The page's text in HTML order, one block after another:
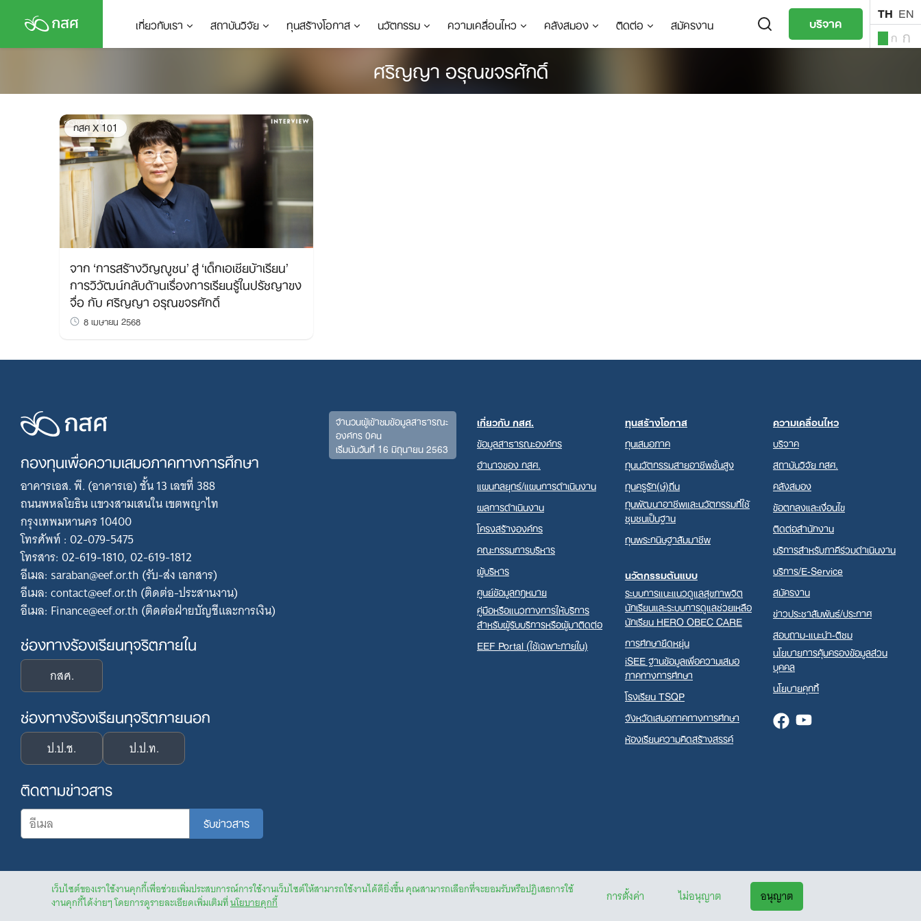
เว็บไซต์ของเราใช้งานคุกกี้เพื่อช่วยเพิ่มประสบการณ์การใช้งานเว็บไซต์ให้สามารถใช้งานได้ดียิ่งขึ้น คุณสามารถเลือกที่จะยอมรับหรือปฏิเสธการใช้
งานคุกกี้ได้ง่ายๆ โดยการดูรายละเอียดเพิ่มเติมที่นโยบายคุกกี้ การตั้งค่า ไม่อนุญาต อนุญาต
content
เกี่ยวกับเรา สถาบันวิจัย ทุนสร้างโอกาส นวัตกรรม ความเคลื่อนไหว คลังสมอง ติดต่อ สมัครงาน บริจาค TH EN
ก ก
ศริญญา อรุณขจรศักดิ์
กสศ X 101
จาก ‘การสร้างวิญญูชน’ สู่ ‘เด็กเอเชียบ้าเรียน’
การวิวัฒน์กลับด้านเรื่องการเรียนรู้ในปรัชญาขง
จื่อ กับ ศริญญา อรุณขจรศักดิ์
8 เมษายน 2568
กองทุนเพื่อความเสมอภาคทางการศึกษา
อาคารเอส. พี. (อาคารเอ) ชั้น 13 เลขที่ 388
ถนนพหลโยธิน แขวงสามเสนใน เขตพญาไท
กรุงเทพมหานคร 10400
โทรศัพท์ : 02-079-5475
โทรสาร: 02-619-1810, 02-619-1812
อีเมล: saraban@eef.or.th (รับ-ส่ง เอกสาร)
อีเมล: contact@eef.or.th (ติดต่อ-ประสานงาน)
อีเมล: Finance@eef.or.th (ติดต่อฝ่ายบัญชีและการเงิน)
ช่องทางร้องเรียนทุจริตภายใน
กสศ.
ช่องทางร้องเรียนทุจริตภายนอก
ป.ป.ช. ป.ป.ท.
ติดตามข่าวสาร
จำนวนผู้เข้าชมข้อมูลสาธารณะ
องค์กร 0คน
เริ่มนับวันที่ 16 มิถุนายน 2563
เกี่ยวกับ กสศ.
ข้อมูลสาธารณะองค์กร
อำนาจของ กสศ.
แผนกลยุทธ์/แผนการดำเนินงาน
ผลการดำเนินงาน
โครงสร้างองค์กร
คณะกรรมการบริหาร
ผู้บริหาร
ศูนย์ข้อมูลกฎหมาย
คู่มือหรือแนวทางการให้บริการ
สำหรับผู้รับบริการหรือผู้มาติดต่อ
EEF Portal (ใช้เฉพาะภายใน)
ทุนสร้างโอกาส
ทุนเสมอภาค
ทุนนวัตกรรมสายอาชีพชั้นสูง
ทุนครูรัก(ษ์)ถิ่น
ทุนพัฒนาอาชีพและนวัตกรรมที่ใช้
ชุมชนเป็นฐาน
ทุนพระกนิษฐาสัมมาชีพ
นวัตกรรมต้นแบบ
ระบบการแนะแนวดูแลสุขภาพจิต
นักเรียนและระบบการดูแลช่วยเหลือ
นักเรียน HERO OBEC CARE
การศึกษายืดหยุ่น
iSEE ฐานข้อมูลเพื่อความเสมอ
ภาคทางการศึกษา
โรงเรียน TSQP
จังหวัดเสมอภาคทางการศึกษา
ห้องเรียนความคิดสร้างสรรค์
ความเคลื่อนไหว
บริจาค
สถาบันวิจัย กสศ.
คลังสมอง
ข้อตกลงและเงื่อนไข
ติดต่อสำนักงาน
บริการสำหรับภาคีร่วมดำเนินงาน
บริการ/E-Service
สมัครงาน
ข่าวประชาสัมพันธ์/ประกาศ
สอบถาม-แนะนำ-ติชม
นโยบายการคุ้มครองข้อมูลส่วน
บุคคล
นโยบายคุกกี้
FacebookYoutube